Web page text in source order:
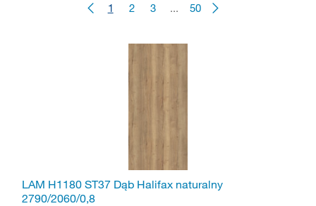
1 2 3 ... 50
LAM H1180 ST37 Dąb Halifax naturalny
2790/2060/0,8